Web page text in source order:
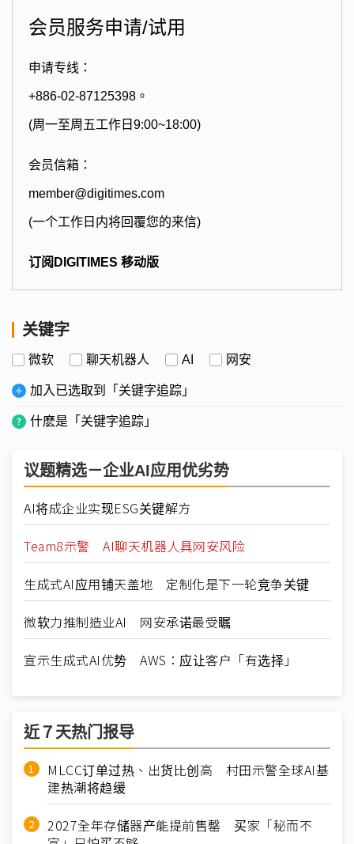
会员服务申请/试用
申请专线：
+886-02-87125398。
(周一至周五工作日9:00~18:00)
会员信箱：
member@digitimes.com
(一个工作日内将回覆您的来信)
订阅DIGITIMES 移动版
关键字
微软 聊天机器人 AI 网安
加入已选取到「关键字追踪」
什麽是「关键字追踪」
议题精选－企业AI应用优劣势
AI将成企业实现ESG关键解方
Team8示警 AI聊天机器人具网安风险
生成式AI应用铺天盖地 定制化是下一轮竞争关键
微软力推制造业AI 网安承诺最受瞩
宣示生成式AI优势 AWS：应让客户「有选择」
近７天热门报导
MLCC订单过热、出货比创高 村田示警全球AI基
建热潮将趋缓
2027全年存储器产能提前售罄 买家「秘而不